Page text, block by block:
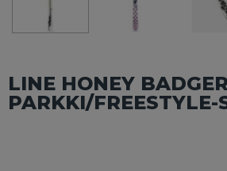
LINE HONEY
PARKKI/FREESTYLE-